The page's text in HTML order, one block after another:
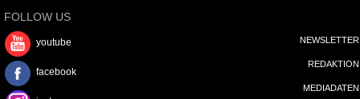
FOLLOW US
youtube
facebook
NEWSLETTER
REDAKTION
MEDIADATEN